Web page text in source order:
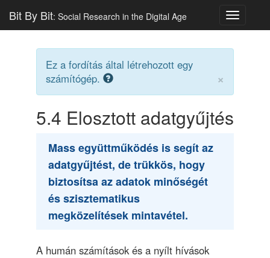
Toggle
Bit By Bit: Social Research in the Digital Age
Ez a fordítás által létrehozott egy
számítógép.
×
5.4 Elosztott adatgyűjtés
Mass együttműködés is segít az
adatgyűjtést, de trükkös, hogy
biztosítsa az adatok minőségét
és szisztematikus
megközelítések mintavétel.
A humán számítások és a nyílt hívások